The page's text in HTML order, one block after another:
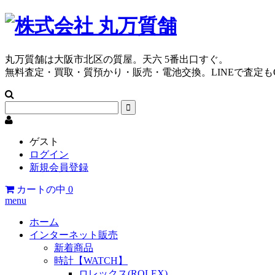
丸万質舗は大阪市北区の質屋。天六 5番出口すぐ。
無料査定・買取・質預かり・販売・電池交換。LINEで査定
ゲスト
ログイン
新規会員登録
カートの中 0
menu
ホーム
インターネット販売
新着商品
時計【WATCH】